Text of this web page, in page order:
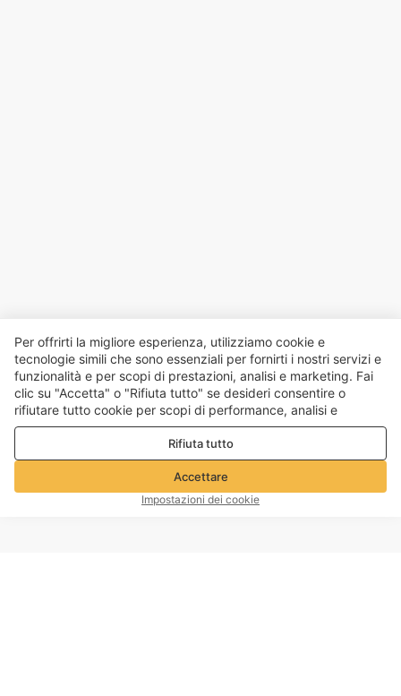
Per offrirti la migliore esperienza, utilizziamo cookie e
tecnologie simili che sono essenziali per fornirti i nostri servizi e
funzionalità e per scopi di prestazioni, analisi e marketing. Fai
clic su "Accetta" o "Rifiuta tutto" se desideri consentire o
rifiutare tutto cookie per scopi di performance, analisi e
marketing. Per maggiori dettagli consultare la nostraPolitica
Rifiuta tutto
Accettare
Impostazioni dei cookie